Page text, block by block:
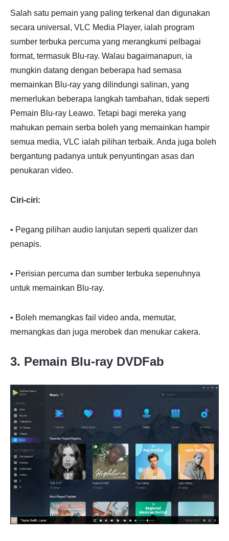
Salah satu pemain yang paling terkenal dan digunakan
secara universal, VLC Media Player, ialah program
sumber terbuka percuma yang merangkumi pelbagai
format, termasuk Blu-ray. Walau bagaimanapun, ia
mungkin datang dengan beberapa had semasa
memainkan Blu-ray yang dilindungi salinan, yang
memerlukan beberapa langkah tambahan, tidak seperti
Pemain Blu-ray Leawo. Tetapi bagi mereka yang
mahukan pemain serba boleh yang memainkan hampir
semua media, VLC ialah pilihan terbaik. Anda juga boleh
bergantung padanya untuk penyuntingan asas dan
penukaran video.
Ciri-ciri:
• Pegang pilihan audio lanjutan seperti qualizer dan
penapis.
• Perisian percuma dan sumber terbuka sepenuhnya
untuk memainkan Blu-ray.
• Boleh memangkas fail video anda, memutar,
memangkas dan juga merobek dan menukar cakera.
3. Pemain Blu-ray DVDFab